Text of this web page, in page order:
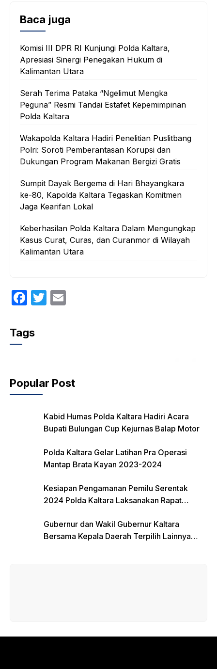
Baca juga
Komisi III DPR RI Kunjungi Polda Kaltara,
Apresiasi Sinergi Penegakan Hukum di
Kalimantan Utara
Serah Terima Pataka “Ngelimut Mengka
Peguna” Resmi Tandai Estafet Kepemimpinan
Polda Kaltara
Wakapolda Kaltara Hadiri Penelitian Puslitbang
Polri: Soroti Pemberantasan Korupsi dan
Dukungan Program Makanan Bergizi Gratis
Sumpit Dayak Bergema di Hari Bhayangkara
ke-80, Kapolda Kaltara Tegaskan Komitmen
Jaga Kearifan Lokal
Keberhasilan Polda Kaltara Dalam Mengungkap
Kasus Curat, Curas, dan Curanmor di Wilayah
Kalimantan Utara
F
c
e
o
o
T
Tags
Popular Post
Kabid Humas Polda Kaltara Hadiri Acara
Bupati Bulungan Cup Kejurnas Balap Motor
Polda Kaltara Gelar Latihan Pra Operasi
Mantap Brata Kayan 2023-2024
Kesiapan Pengamanan Pemilu Serentak
2024 Polda Kaltara Laksanakan Rapat
Gubernur dan Wakil Gubernur Kaltara
Bersama Kepala Daerah Terpilih Lainnya